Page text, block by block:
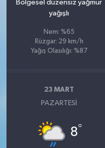
Bölgesel düzensiz yağmur
yağışlı
Nem: %65
Rüzgar: 29 km/h
Yağış Olasılığı: %87
23 MART
PAZARTESI
8°